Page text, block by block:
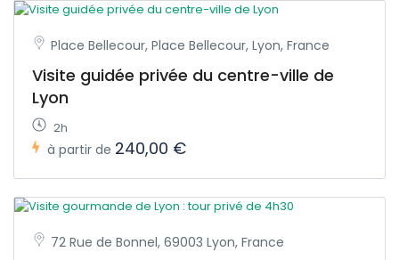
Place Bellecour, Place Bellecour, Lyon, France
Visite guidée privée du centre-ville de
Lyon
2h
à partir de 240,00 €
72 Rue de Bonnel, 69003 Lyon, France